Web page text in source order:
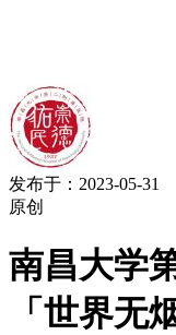
发布于：2023-05-31
原创
南昌大学
「世界无